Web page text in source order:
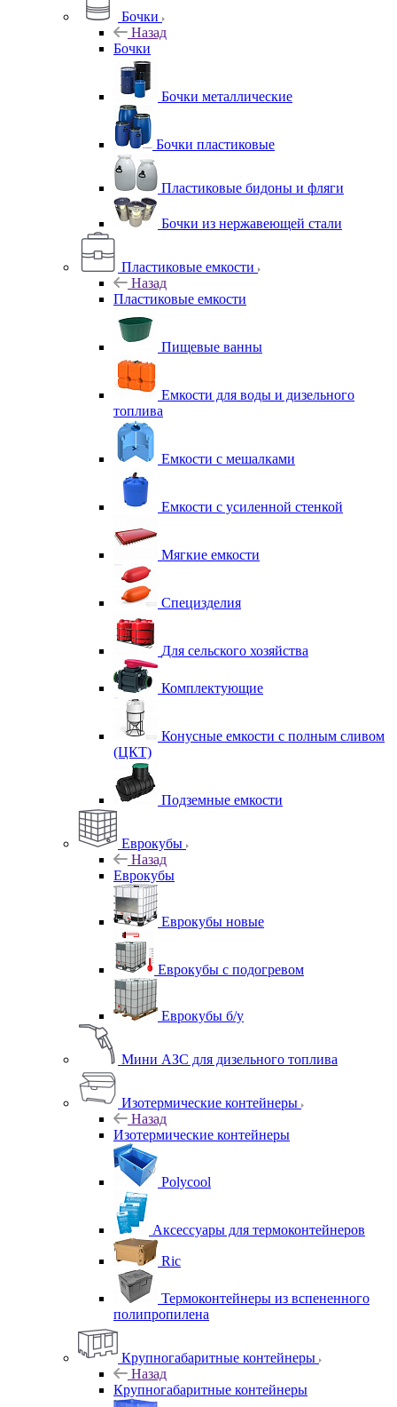
Бочки
Назад
Бочки
Бочки металлические
Бочки пластиковые
Пластиковые бидоны и фляги
Бочки из нержавеющей стали
Пластиковые емкости
Назад
Пластиковые емкости
Пищевые ванны
Емкости для воды и дизельного
топлива
Емкости с мешалками
Емкости с усиленной стенкой
Мягкие емкости
Специзделия
Для сельского хозяйства
Комплектующие
Конусные емкости с полным сливом
(ЦКТ)
Подземные емкости
Еврокубы
Назад
Еврокубы
Еврокубы новые
Еврокубы с подогревом
Еврокубы б/у
Мини АЗС для дизельного топлива
Изотермические контейнеры
Назад
Изотермические контейнеры
Polycool
Аксессуары для термоконтейнеров
Ric
Термоконтейнеры из вспененного
полипропилена
Крупногабаритные контейнеры
Назад
Крупногабаритные контейнеры